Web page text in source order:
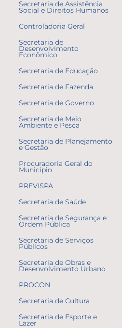
Secretaria de Assistência
Social e Direitos Humanos
Controladoria Geral
Secretaria de
Desenvolvimento
Econômico
Secretaria de Educação
Secretaria de Fazenda
Secretaria de Governo
Secretaria de Meio
Ambiente e Pesca
Secretaria de Planejamento
e Gestão
Procuradoria Geral do
Município
PREVISPA
Secretaria de Saúde
Secretaria de Segurança e
Ordem Pública
Secretaria de Serviços
Públicos
Secretaria de Obras e
Desenvolvimento Urbano
PROCON
Secretaria de Cultura
Secretaria de Esporte e
Lazer